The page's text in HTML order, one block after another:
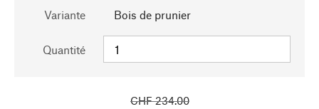
Variante Bois de prunier
Quantité
CHF 234.00